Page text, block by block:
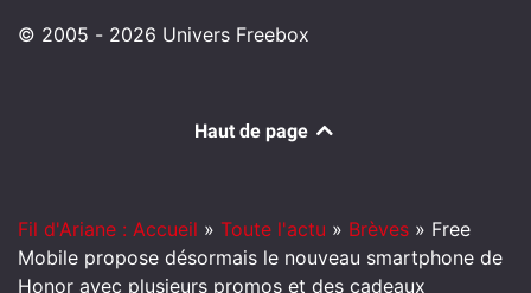
© 2005 - 2026 Univers Freebox
Haut de page
Fil d'Ariane : Accueil » Toute l'actu » Brèves » Free
Mobile propose désormais le nouveau smartphone de
Honor avec plusieurs promos et des cadeaux